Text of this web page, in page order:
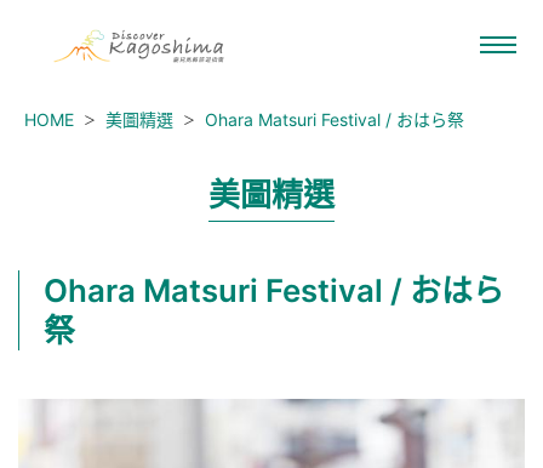
HOME 美圖精選 Ohara Matsuri Festival / おはら祭
美圖精選
Ohara Matsuri Festival / おはら
祭